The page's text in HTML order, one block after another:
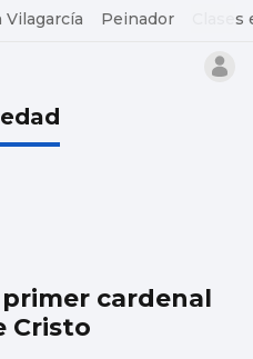
Peinador
cardenal
Cristo